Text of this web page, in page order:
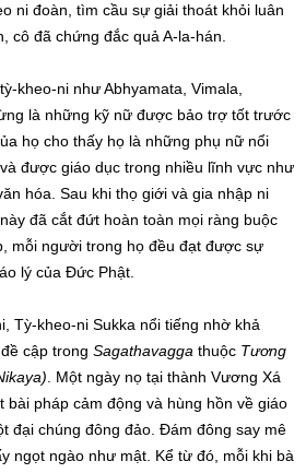
ni đoàn, tìm cầu sự giải thoát khỏi luân
cô đã chứng đắc quả A-la-hán.
kheo-ni như Abhyamata, Vimala,
là những kỹ nữ được bảo trợ tốt trước
họ cho thấy họ là những phụ nữ nổi
được giáo dục trong nhiều lĩnh vực như
hóa. Sau khi thọ giới và gia nhập ni
đã cắt đứt hoàn toàn mọi ràng buộc
mỗi người trong họ đều đạt được sự
lý của Đức Phật.
Tỳ-kheo-ni Sukka nổi tiếng nhờ khả
cập trong Sagathavagga thuộc Tương
. Một ngày nọ tại thành Vương Xá
bài pháp cảm động và hùng hồn về giáo
đại chúng đông đảo. Đám đông say mê
ngọt ngào như mật. Kể từ đó, mỗi khi bà